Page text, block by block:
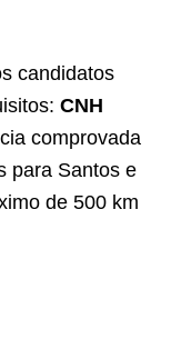
candidatos
CNH
comprovada
para Santos e
de 500 km